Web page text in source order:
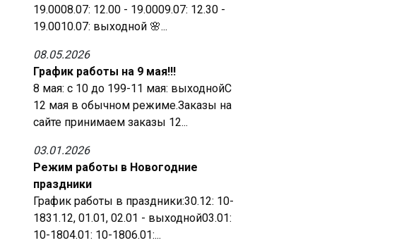
19.0008.07: 12.00 - 19.0009.07: 12.30 -
19.0010.07: выходной 🌸...
08.05.2026
График работы на 9 мая!!!
8 мая: с 10 до 199-11 мая: выходнойС
12 мая в обычном режиме.Заказы на
сайте принимаем заказы 12...
03.01.2026
Режим работы в Новогодние
праздники
График работы в праздники:30.12: 10-
1831.12, 01.01, 02.01 - выходной03.01:
10-1804.01: 10-1806.01:...